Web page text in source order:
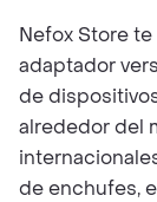
Nefox Store
adaptador
de
alrededor del
de enchufes,